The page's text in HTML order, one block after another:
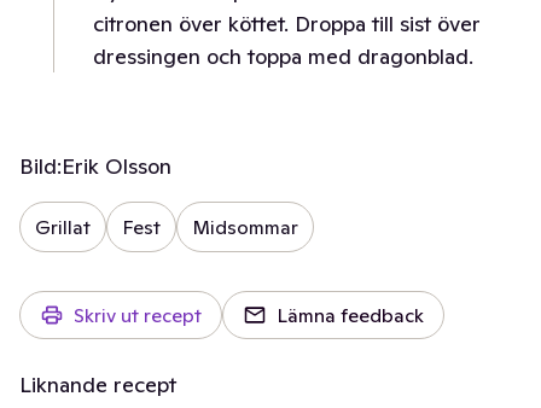
citronen över köttet. Droppa till sist över
dressingen och toppa med dragonblad.
Bild:Erik Olsson
Grillat Fest Midsommar
Skriv ut recept Lämna feedback
Liknande recept